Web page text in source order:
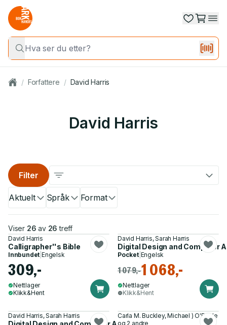
/ Forfattere / David Harris
David Harris
Aktuelt Språk Format
Filter
Viser 26 av 26 treff
David Harris
Calligrapher''s Bible
Innbundet |Engelsk
309,-
Nettlager
Klikk&Hent
David Harris, Sarah Harris
Digital Design and Computer
Pocket| Engelsk
1 079,-1 068,-
Nettlager
Klikk&Hent
David Harris, Sarah Harris
Carla M. Buckley, Michael ) O'Boyle
og 2 andre